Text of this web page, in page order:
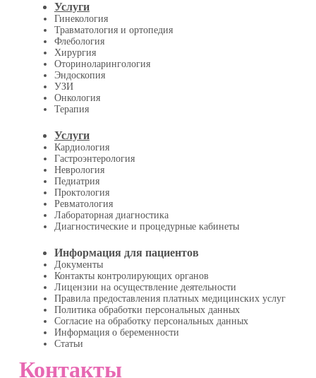
Услуги
Гинекология
Травматология и ортопедия
Флебология
Хирургия
Оториноларингология
Эндоскопия
УЗИ
Онкология
Терапия
Услуги
Кардиология
Гастроэнтерология
Неврология
Педиатрия
Проктология
Ревматология
Лабораторная диагностика
Диагностические и процедурные кабинеты
Информация для пациентов
Документы
Контакты контролирующих органов
Лицензии на осуществление деятельности
Правила предоставления платных медицинских услуг
Политика обработки персональных данных
Согласие на обработку персональных данных
Информация о беременности
Статьи
Контакты